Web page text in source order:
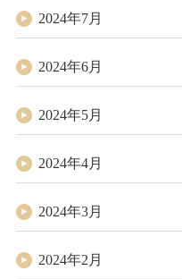
2024年7月
2024年6月
2024年5月
2024年4月
2024年3月
2024年2月